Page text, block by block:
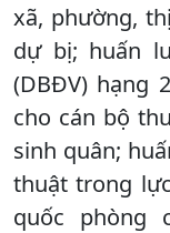
xã, phường,
dự bị; huấn
(DBĐV) hạng
cho cán bộ
sinh quân;
thuật trong
quốc phòng